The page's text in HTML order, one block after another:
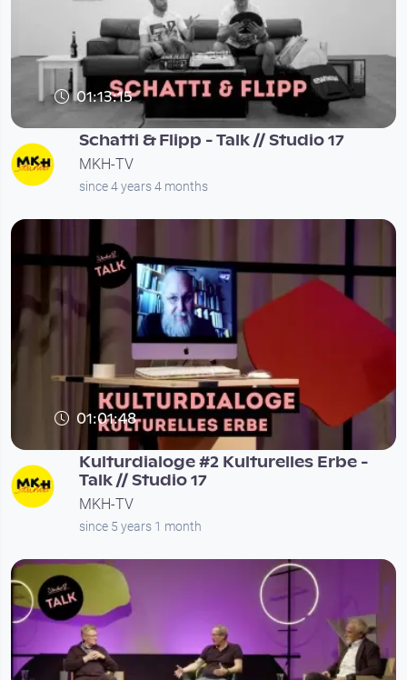
01:13:15
Schatti & Flipp - Talk // Studio 17
MKH-TV
since 4 years 4 months
01:01:48
Kulturdialoge #2 Kulturelles Erbe -
Talk // Studio 17
MKH-TV
since 5 years 1 month